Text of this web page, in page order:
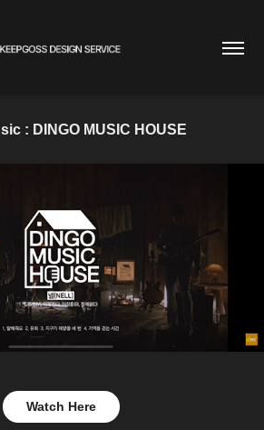
: DINGO MUSIC HOUSE
Watch Here